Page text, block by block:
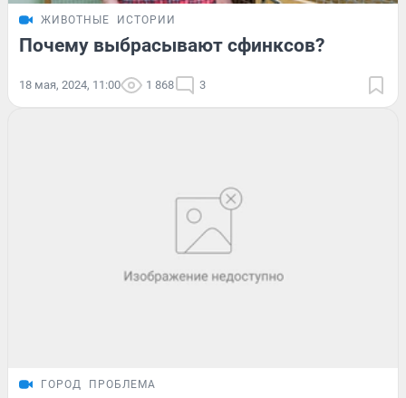
ЖИВОТНЫЕ ИСТОРИИ
Почему выбрасывают сфинксов?
18 мая, 2024, 11:00 1 868 3
ГОРОД ПРОБЛЕМА